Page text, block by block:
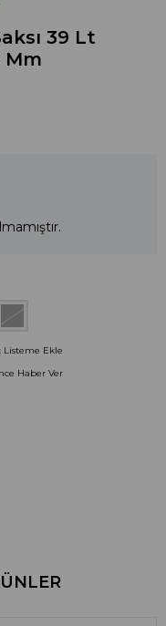
39 Lt
Mm
Listeme Ekle
Haber Ver